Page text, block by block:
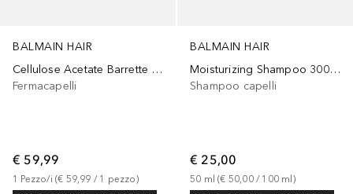
BALMAIN HAIR
Cellulose Acetate Barrette pour Cheveux Medium Black
Fermacapelli
€ 59,99
1 Pezzo/i (€ 59,99 / 1 pezzo)
BALMAIN HAIR
Moisturizing Shampoo 300ml New Formula
Shampoo capelli
€ 25,00
50 ml (€ 50,00 / 100 ml )